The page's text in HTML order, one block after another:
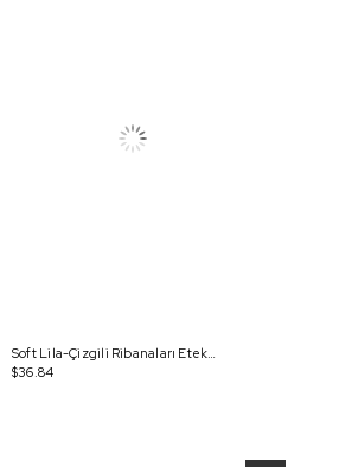
Soft Lila-Çizgili Ribanaları Etekli Kısa Hırkalı Takım
$36.84